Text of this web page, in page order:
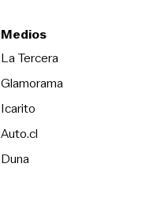
Medios
La TerceraOpens in new
Glamorama
Icarito
Auto.cl
DunaOpens in new window